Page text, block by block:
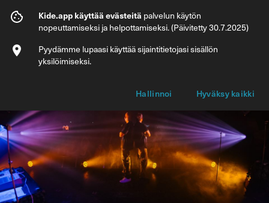
Elastinen: EK2 @ Ilokivi Venue
Info Lipputyypit
Kide.app käyttää evästeitä palvelun käytön
nopeuttamiseksi ja helpottamiseksi. (Päivitetty 30.7.2025)
Pyydämme lupaasi käyttää sijaintitietojasi sisällön
yksilöimiseksi.
Hallinnoi Hyväksy kaikki